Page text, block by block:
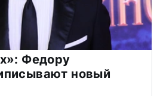
Федору
новый